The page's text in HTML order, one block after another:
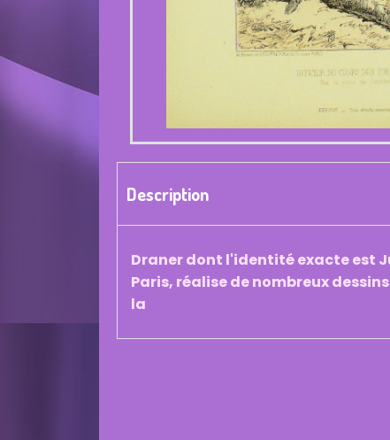
Description
Draner dont l'identité exacte est
Paris, réalise de nombreux
la